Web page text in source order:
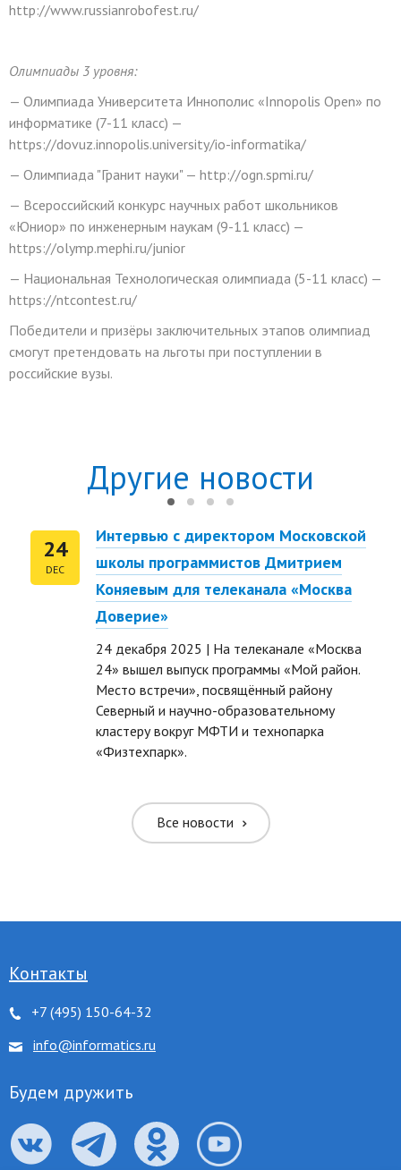
http://www.russianrobofest.ru/
Олимпиады 3 уровня:
— Олимпиада Университета Иннополис «Innopolis Open» по
информатике (7-11 класс) —
https://dovuz.innopolis.university/io-informatika/
— Олимпиада "Гранит науки" — http://ogn.spmi.ru/
— Всероссийский конкурс научных работ школьников
«Юниор» по инженерным наукам (9-11 класс) —
https://olymp.mephi.ru/junior
— Национальная Технологическая олимпиада (5-11 класс) —
https://ntcontest.ru/
Победители и призёры заключительных этапов олимпиад
смогут претендовать на льготы при поступлении в
российские вузы.
Другие новости
24
DEC
Интервью с директором Московской
школы программистов Дмитрием
Коняевым для телеканала «Москва
Доверие»
24 декабря 2025 | На телеканале «Москва
24» вышел выпуск программы «Мой район.
Место встречи», посвящённый району
Северный и научно-образовательному
кластеру вокруг МФТИ и технопарка
«Физтехпарк».
Все новости
Контакты
+7 (495) 150-64-32
info@informatics.ru
Будем дружить
размер текста
размер текста
межстрочное
цвета
ссылки